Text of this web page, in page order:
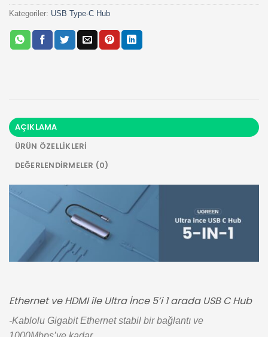
Kategoriler: USB Type-C Hub
AÇIKLAMA
ÜRÜN ÖZELLIKLERI
DEĞERLENDIRMELER (0)
Ethernet ve HDMI ile Ultra İnce 5’i 1 arada USB C Hub
-Kablolu Gigabit Ethernet stabil bir bağlantı ve